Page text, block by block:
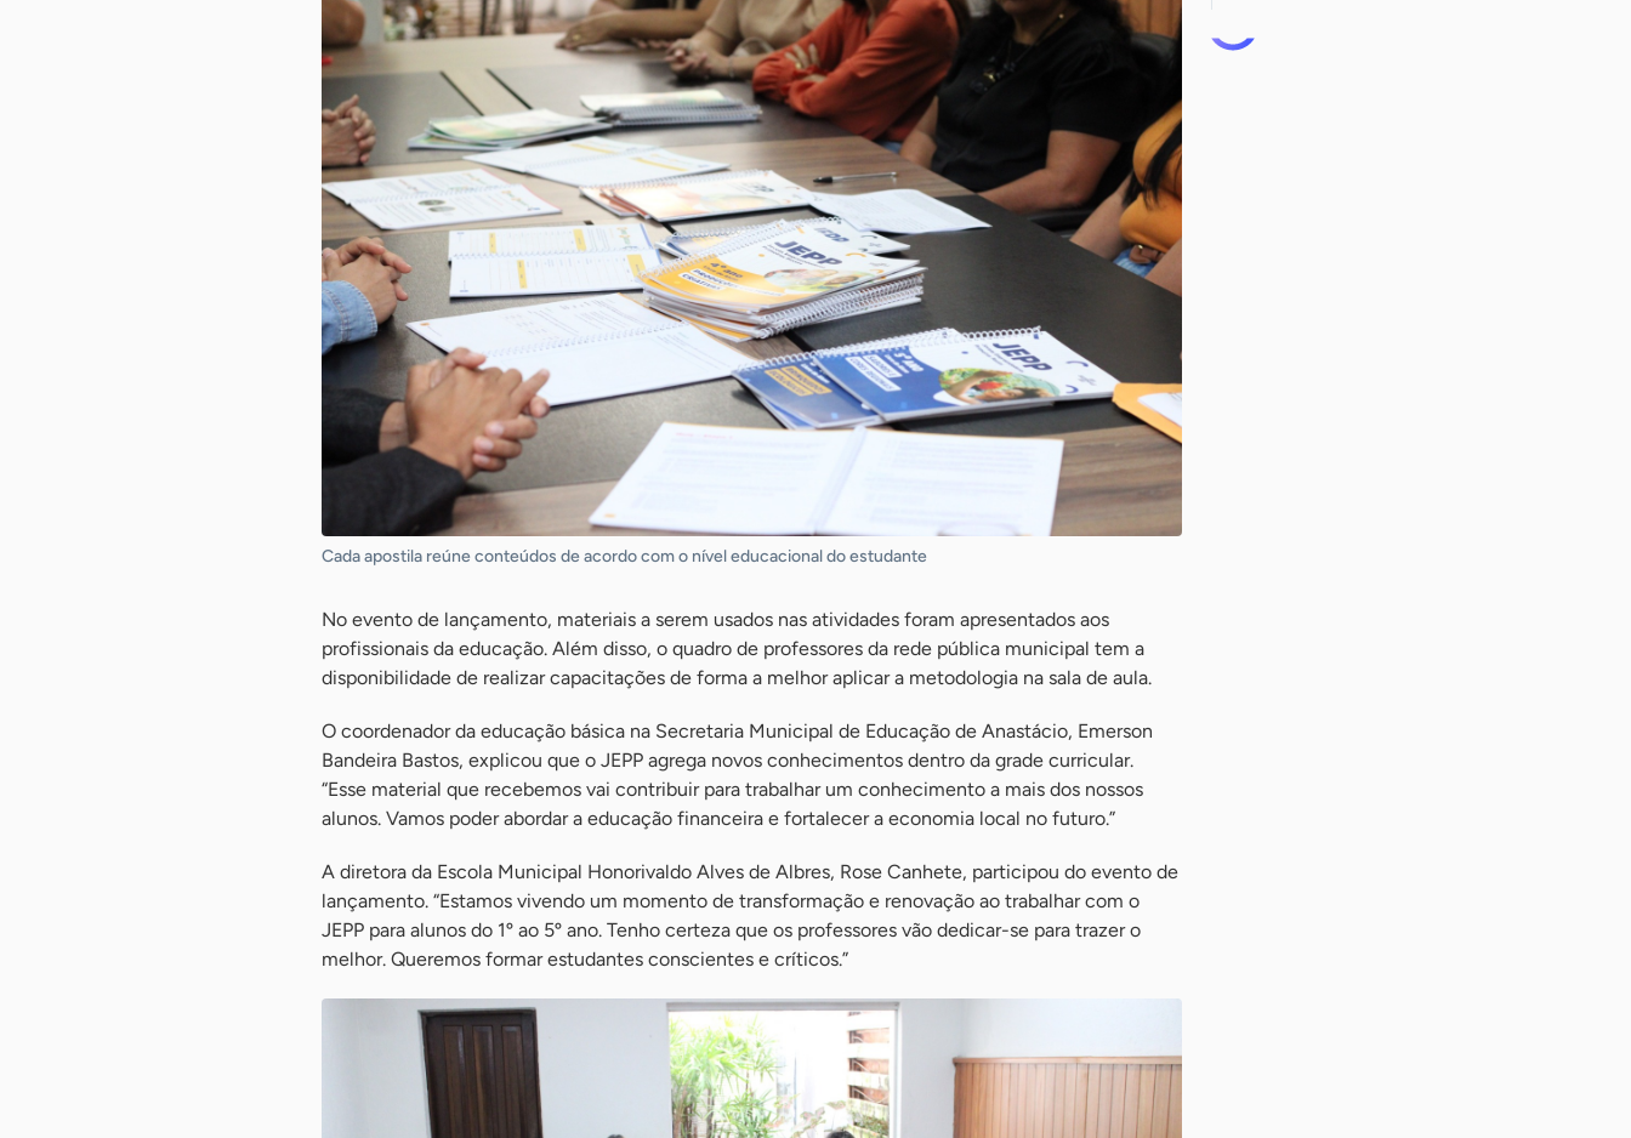
Cada apostila reúne conteúdos de acordo com o nível educacional do estudante
No evento de lançamento, materiais a serem usados nas atividades foram apresentados aos
profissionais da educação. Além disso, o quadro de professores da rede pública municipal tem a
disponibilidade de realizar capacitações de forma a melhor aplicar a metodologia na sala de aula.
O coordenador da educação básica na Secretaria Municipal de Educação de Anastácio, Emerson
Bandeira Bastos, explicou que o JEPP agrega novos conhecimentos dentro da grade curricular.
“Esse material que recebemos vai contribuir para trabalhar um conhecimento a mais dos nossos
alunos. Vamos poder abordar a educação financeira e fortalecer a economia local no futuro.”
A diretora da Escola Municipal Honorivaldo Alves de Albres, Rose Canhete, participou do evento de
lançamento. “Estamos vivendo um momento de transformação e renovação ao trabalhar com o
JEPP para alunos do 1º ao 5º ano. Tenho certeza que os professores vão dedicar-se para trazer o
melhor. Queremos formar estudantes conscientes e críticos.”